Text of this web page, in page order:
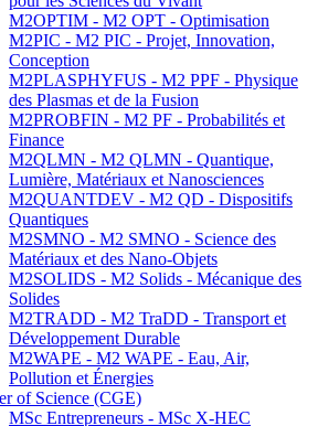
M2OPTIM - M2 OPT - Optimisation
M2PIC - M2 PIC - Projet, Innovation,
Conception
M2PLASPHYFUS - M2 PPF - Physique
des Plasmas et de la Fusion
M2PROBFIN - M2 PF - Probabilités et
Finance
M2QLMN - M2 QLMN - Quantique,
Lumière, Matériaux et Nanosciences
M2QUANTDEV - M2 QD - Dispositifs
Quantiques
M2SMNO - M2 SMNO - Science des
Matériaux et des Nano-Objets
M2SOLIDS - M2 Solids - Mécanique des
Solides
M2TRADD - M2 TraDD - Transport et
Développement Durable
M2WAPE - M2 WAPE - Eau, Air,
Pollution et Énergies
of Science (CGE)
MSc Entrepreneurs - MSc X-HEC